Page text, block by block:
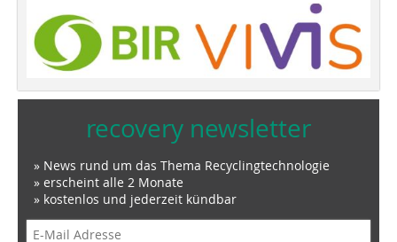
recovery newsletter
» News rund um das Thema Recyclingtechnologie
» erscheint alle 2 Monate
» kostenlos und jederzeit kündbar